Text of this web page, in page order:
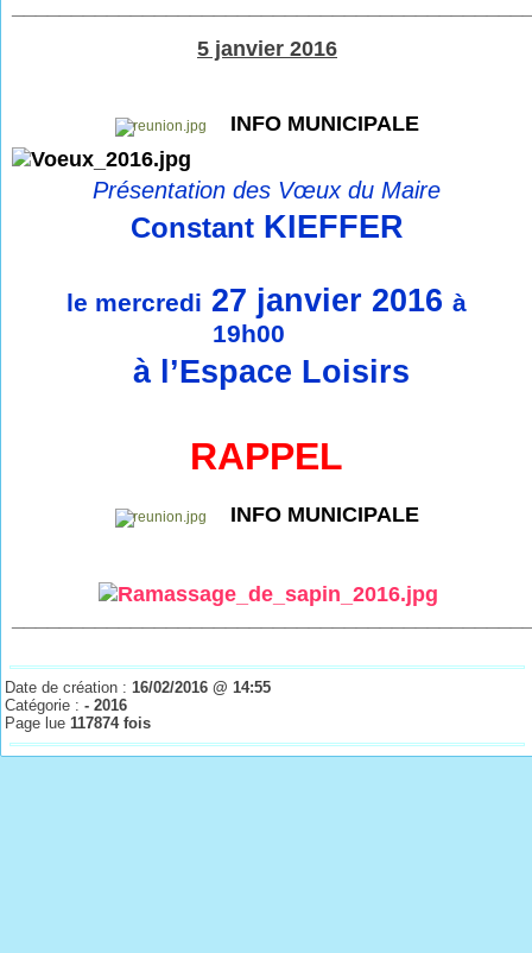
5 janvier 2016
INFO MUNICIPALE
Présentation des Vœux du Maire
Constant KIEFFER
le mercredi 27 janvier 2016à
19h00
à l’Espace Loisirs
RAPPEL
INFO MUNICIPALE
Date de création : 16/02/2016 @ 14:55
Catégorie :- 2016
Page lue 117874 fois